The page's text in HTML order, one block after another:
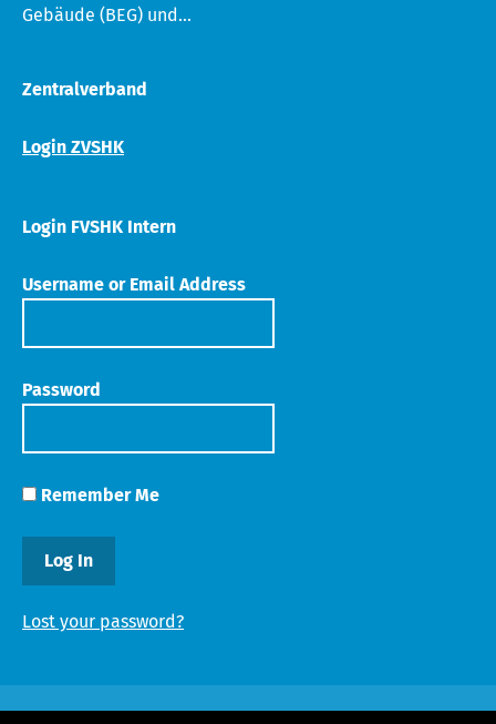
Gebäude (BEG) und...
Zentralverband
Login ZVSHK
Login FVSHK Intern
Username or Email Address
Password
Remember Me
Lost your password?